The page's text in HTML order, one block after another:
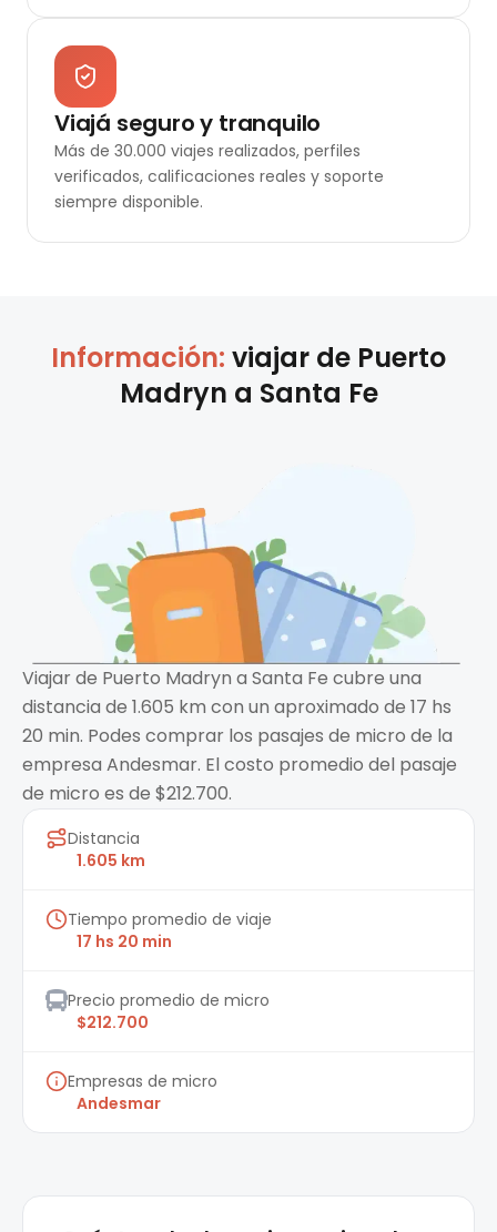
Viajá seguro y tranquilo
Más de 30.000 viajes realizados, perfiles
verificados, calificaciones reales y soporte
siempre disponible.
Información: viajar de Puerto
Madryn a Santa Fe
Viajar de Puerto Madryn a Santa Fe cubre una
distancia de 1.605 km con un aproximado de 17 hs
20 min. Podes comprar los pasajes de micro de la
empresa Andesmar. El costo promedio del pasaje
de micro es de $212.700.
Distancia
1.605 km
Tiempo promedio de viaje
17 hs 20 min
Precio promedio de micro
$212.700
Empresas de micro
Andesmar